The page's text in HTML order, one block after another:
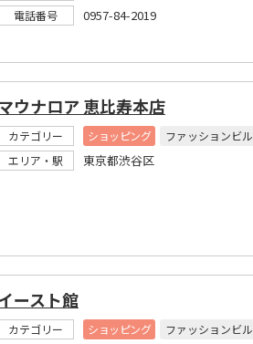
電話番号 0957-84-2019
ウナロア 恵比寿本店
カテゴリー ショッピング
ファッションビル
エリア・駅
東京都渋谷区
ースト館
カテゴリー ショッピング
ファッションビル